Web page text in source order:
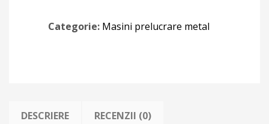
Categorie: Masini prelucrare metal
DESCRIERE RECENZII (0)